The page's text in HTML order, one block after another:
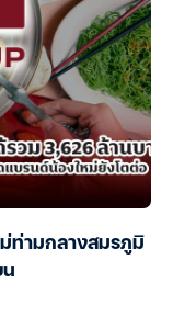
ท่ามกลางสมรภูมิ
น